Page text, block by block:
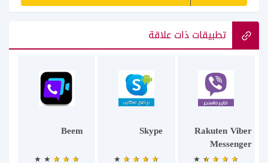
تطبيقات ذات علاقة
Rakuten Viber
Messenger
Skype
Beem